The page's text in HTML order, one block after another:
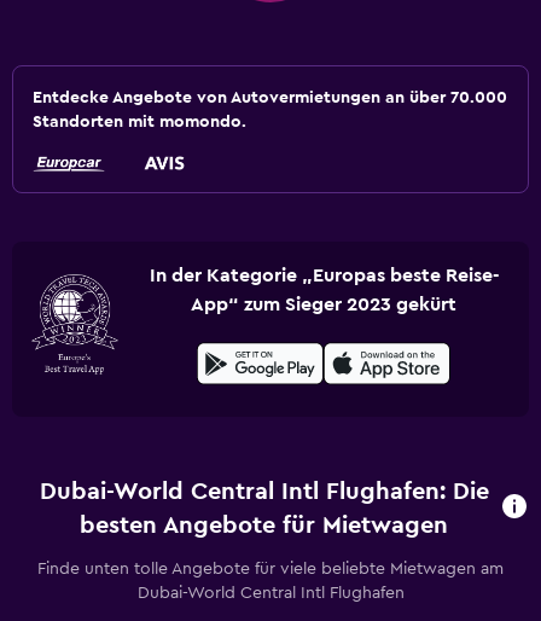
Entdecke Angebote von Autovermietungen an über 70.000
Standorten mit momondo.
In der Kategorie „Europas beste Reise-
App“ zum Sieger 2023 gekürt
Dubai-World Central Intl Flughafen: Die
besten Angebote für Mietwagen
Finde unten tolle Angebote für viele beliebte Mietwagen am
Dubai-World Central Intl Flughafen